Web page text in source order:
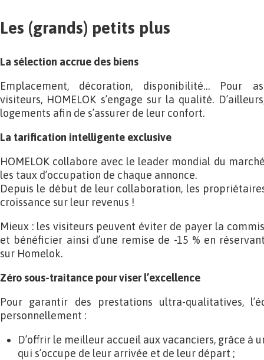
Les (grands) petits plus
La sélection accrue des biens
Emplacement, décoration, disponibilité… Pour
visiteurs, HOMELOK s’engage sur la qualité.
logements afin de s’assurer de leur confort.
La tarification intelligente exclusive
HOMELOK collabore avec le leader mondial du
les taux d’occupation de chaque annonce.
Depuis le début de leur collaboration, les
croissance sur leur revenus !
Mieux : les visiteurs peuvent éviter de payer la
et bénéficier ainsi d’une remise de -15 % en
sur Homelok.
Zéro sous-traitance pour viser l’excellence
Pour garantir des prestations ultra-qualitatives,
personnellement :
D’offrir le meilleur accueil aux vacanciers, grâce à
qui s’occupe de leur arrivée et de leur départ ;